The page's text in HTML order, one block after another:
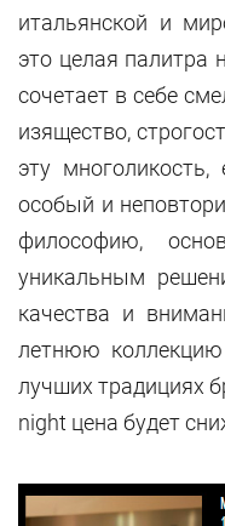
итальянской и
это целая палитра
сочетает в себе
изящество,
эту
особый и
философию,
уникальным
качества и
летнюю
лучших традициях
night цена будет